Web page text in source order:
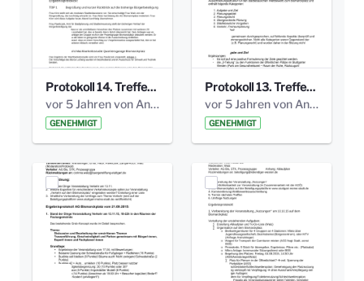
Protokoll 14. Treffen 20160613 AG Bismarckplatz.pdf
vor 5 Jahren von Anni Schlumberger
GENEHMIGT
Protokoll 13. Treffen 20151130 AG Bismarckplatz.pdf
vor 5 Jahren von Anni Schlumberger
GENEHMIGT